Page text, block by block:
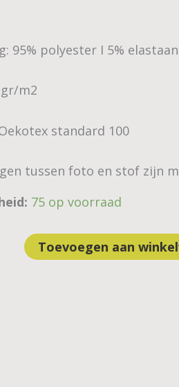
95% polyester I 5% elastaan
m2
standard 100
tussen foto en stof zijn
75 op voorraad
Toevoegen aan